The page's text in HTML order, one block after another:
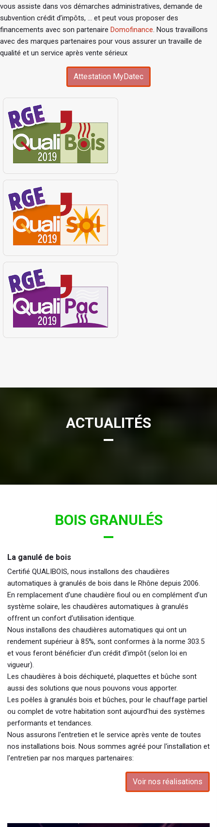
vous assiste dans vos démarches administratives, demande de
subvention crédit d’impôts, ... et peut vous proposer des
financements avec son partenaire Domofinance. Nous travaillons
avec des marques partenaires pour vous assurer un travaille de
qualité et un service après vente sérieux
Attestation MyDatec
ACTUALITÉS
BOIS GRANULÉS
La ganulé de bois
Certifié QUALIBOIS, nous installons des chaudières
automatiques à granulés de bois dans le Rhône depuis 2006.
En remplacement d’une chaudière fioul ou en complément d’un
système solaire, les chaudières automatiques à granulés
offrent un confort d’utilisation identique.
Nous installons des chaudières automatiques qui ont un
rendement supérieur à 85%, sont conformes à la norme 303.5
et vous feront bénéficier d’un crédit d’impôt (selon loi en
vigueur).
Les chaudières à bois déchiqueté, plaquettes et bûche sont
aussi des solutions que nous pouvons vous apporter.
Les poêles à granulés bois et bûches, pour le chauffage partiel
ou complet de votre habitation sont aujourd'hui des systèmes
performants et tendances.
Nous assurons l'entretien et le service après vente de toutes
nos installations bois. Nous sommes agréé pour l'installation et
l'entretien par nos marques partenaires:
Voir nos réalisations